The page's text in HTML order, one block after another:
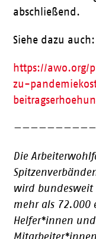
abschließend.
Siehe dazu auch:
https://awo.org/
zu-
Die
wird
mehr als 72.000
Helfer*innen